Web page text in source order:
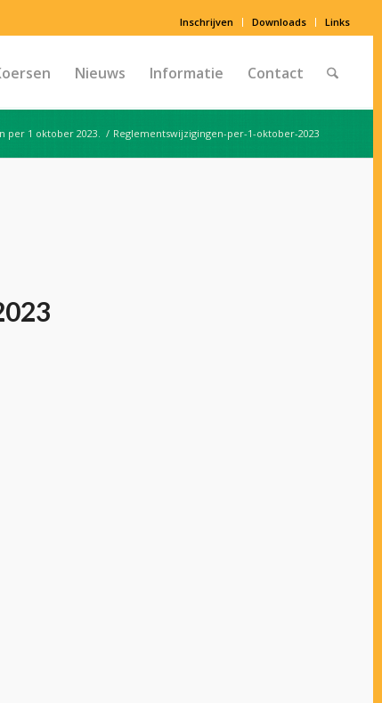
Inschrijven Downloads Links
Nieuws Informatie Contact
per 1 oktober 2023. / Reglementswijzigingen-per-1-oktober-2023